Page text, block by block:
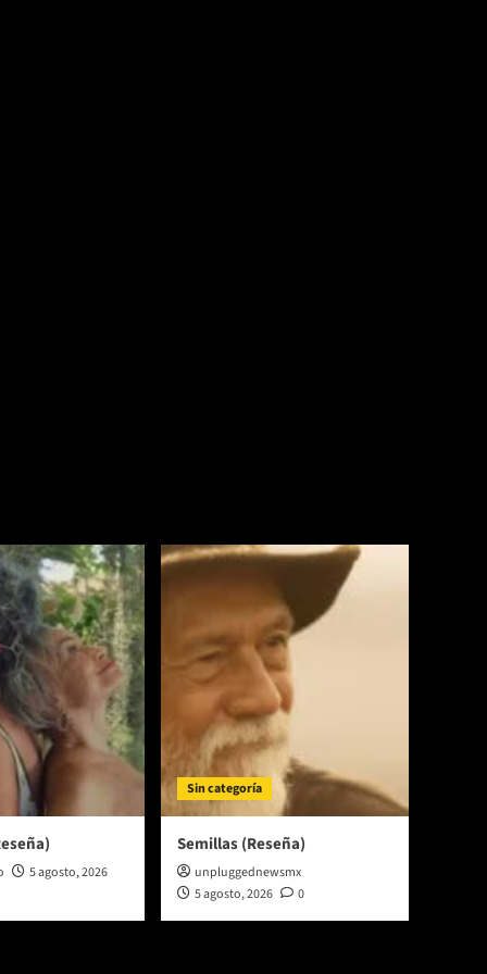
5 agosto, 2026
Sin categoría
Semillas (Reseña)
unpluggednewsmx
5 agosto, 2026
0